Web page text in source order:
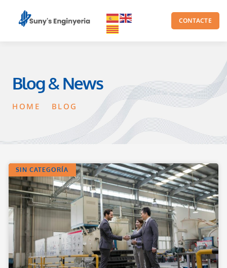
CONTACTE
Blog & News
HOME BLOG
SIN CATEGORÍA